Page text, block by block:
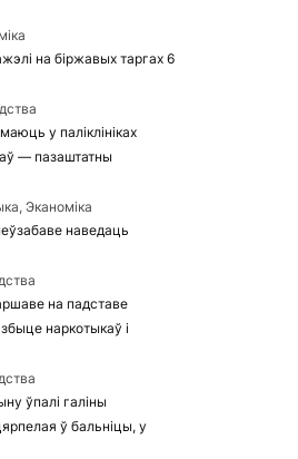
на біржавых таргах 6
у паліклініках
— пазаштатны
Эканоміка
наведаць
на падставе
наркотыкаў і
ўпалі галіны
ў бальніцы, у